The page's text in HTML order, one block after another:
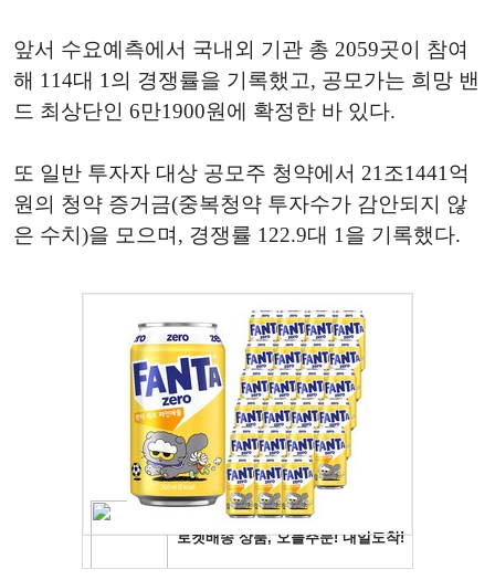
앞서 수요예측에서 국내외 기관 총 2059곳이 참여
해 114대 1의 경쟁률을 기록했고, 공모가는 희망 밴
드 최상단인 6만1900원에 확정한 바 있다.
또 일반 투자자 대상 공모주 청약에서 21조1441억
원의 청약 증거금(중복청약 투자수가 감안되지 않
은 수치)을 모으며, 경쟁률 122.9대 1을 기록했다.